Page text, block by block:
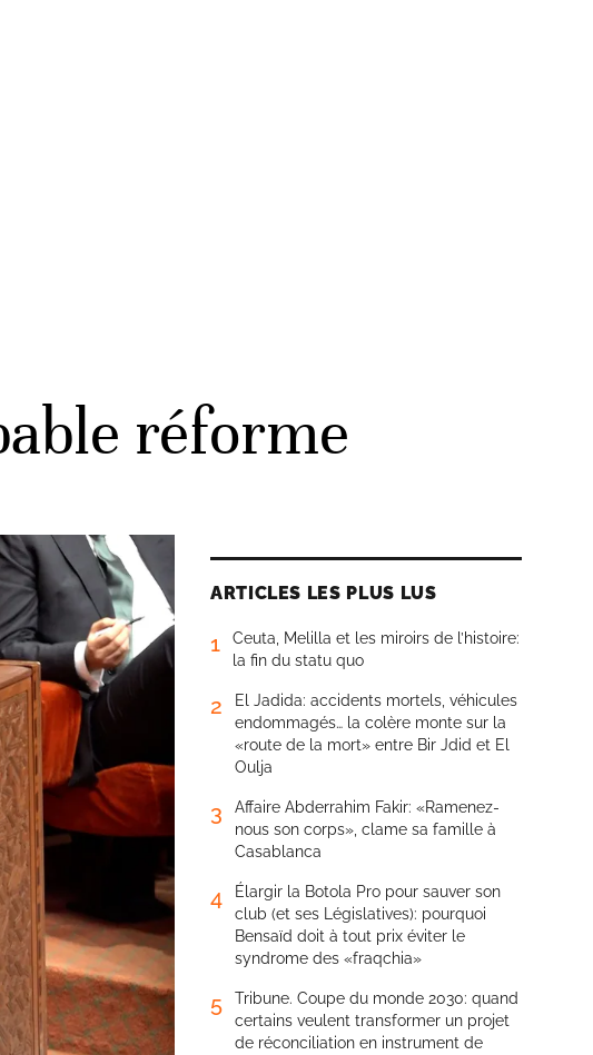
réforme
ARTICLES LES PLUS LUS
1
Ceuta, Melilla et les miroirs de l’histoire:
la fin du statu quo
2
El Jadida: accidents mortels, véhicules
endommagés… la colère monte sur la
«route de la mort» entre Bir Jdid et El
Oulja
3
Affaire Abderrahim Fakir: «Ramenez-
nous son corps», clame sa famille à
Casablanca
4
Élargir la Botola Pro pour sauver son
club (et ses Législatives): pourquoi
Bensaïd doit à tout prix éviter le
syndrome des «fraqchia»
5
Tribune. Coupe du monde 2030: quand
certains veulent transformer un projet
de réconciliation en instrument de